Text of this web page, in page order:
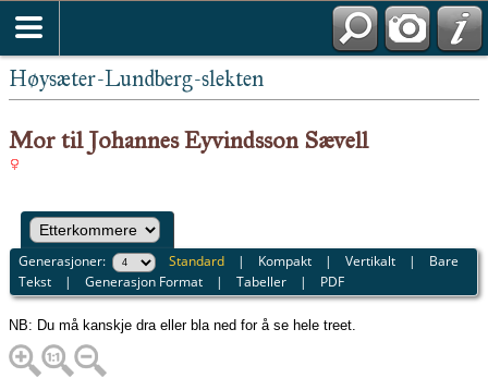
Høysæter-Lundberg-slekten
Mor til Johannes Eyvindsson Sævell
Generasjoner: Standard | Kompakt |Vertikalt | Bare
Tekst |Generasjon Format |Tabeller | PDF
NB: Du må kanskje dra eller bla ned for å se hele treet.